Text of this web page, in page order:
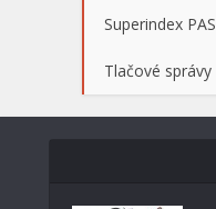
Superindex PAS
Tlačové správy